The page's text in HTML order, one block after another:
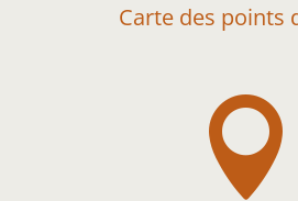
Carte des points
